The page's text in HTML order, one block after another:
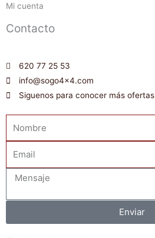
Mi cuenta
Contacto
620 77 25 53
info@sogo4x4.com
Siguenos para conocer más ofertas
Mensaje
Enviar